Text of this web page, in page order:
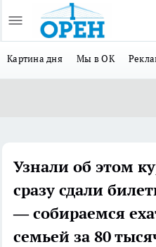
Картина дня Мы в ОК
Узнали об этом
сразу сдали
— собираемся
семьей за 80